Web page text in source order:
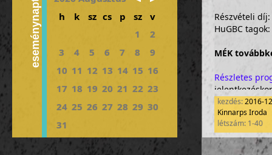
eseménynaptár
h
k sz cs p sz
v
1
2
3
4 5 6 7 8
9
10 11 12 13 14 15 16
17 18 19 20 21 22 23
24 25 26 27 28 29 30
31
Részvételi
HuGBC
MÉK
Részletes
A program a
valósul meg.
kezdés:2016-
Kinnarps Iroda
létszám: 1-40